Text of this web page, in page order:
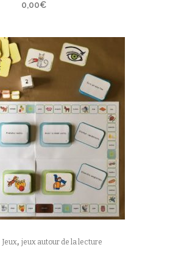
0,00€
Jeux, jeux autour de la lecture